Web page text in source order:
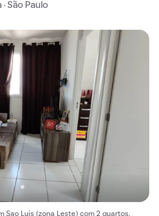
São Paulo
Sao Luis (zona Leste) com 2 quartos.